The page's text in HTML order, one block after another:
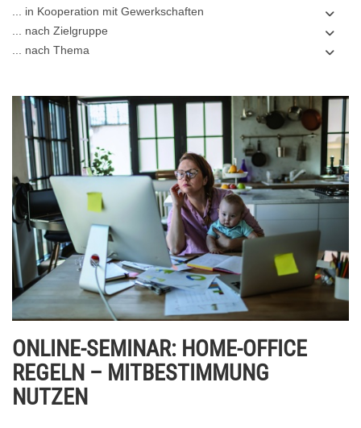
... in Kooperation mit Gewerkschaften
... nach Zielgruppe
... nach Thema
ONLINE-SEMINAR: HOME-OFFICE
REGELN – MITBESTIMMUNG
NUTZEN